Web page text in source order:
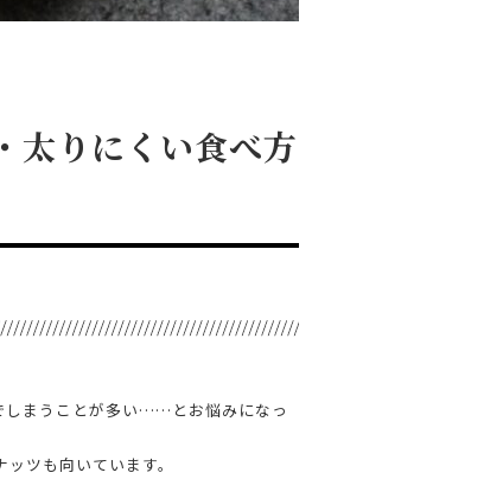
太りにくい食べ方
しまうことが多い……とお悩みになっ
ツも向いています。